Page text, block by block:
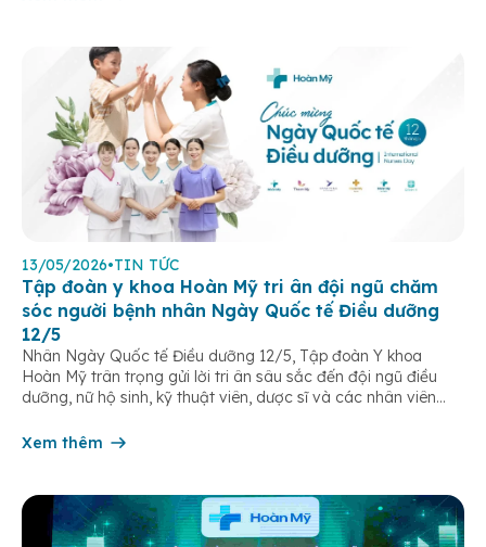
13/05/2026•TIN TỨC
Tập đoàn y khoa Hoàn Mỹ tri ân đội ngũ chăm
sóc người bệnh nhân Ngày Quốc tế Điều dưỡng
12/5
Nhân Ngày Quốc tế Điều dưỡng 12/5, Tập đoàn Y khoa
Hoàn Mỹ trân trọng gửi lời tri ân sâu sắc đến đội ngũ điều
dưỡng, nữ hộ sinh, kỹ thuật viên, dược sĩ và các nhân viên
âm thầm đồng hành trên […]
Xem thêm